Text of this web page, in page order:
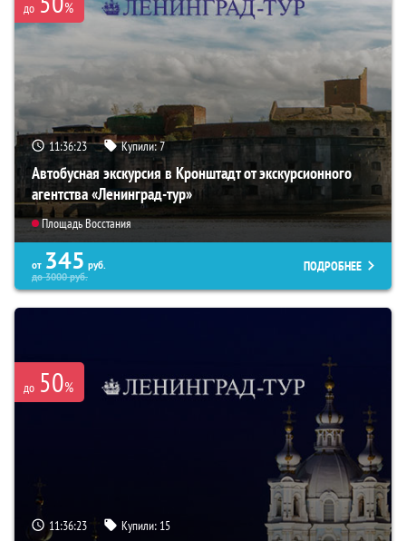
до %
11:36:22 Купили:7
Автобусная экскурсия в Кронштадт от экскурсионного
агентства «Ленинград-тур»
Площадь Восстания
от 345 руб.
до3000руб.
ПОДРОБНЕЕ
до 50%
11:36:22 Купили: 15